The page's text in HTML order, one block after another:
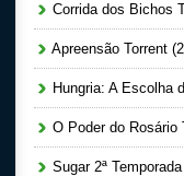
Corrida dos Bichos
Apreensão Torrent
Hungria: A Escolha de
O Poder do Rosário
Sugar 2ª Temporada